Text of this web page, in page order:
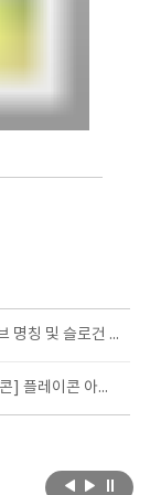
타기관) 창업진흥원 글로벌 창업허브 명칭 및 슬로건 공모전 접수
2025 충북콘텐츠코리아랩 [플레이콘] 플레이콘 아카데미 일반(북부)과정 교육생 모집